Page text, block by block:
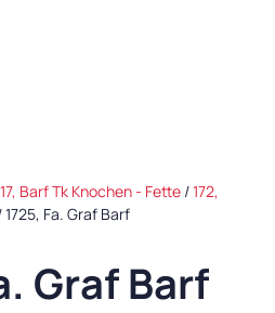
17, Barf Tk Knochen - Fette/172,
1725, Fa. Graf Barf
Graf Barf